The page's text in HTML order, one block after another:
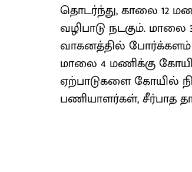
தொடர்ந்து, காலை 12
வழிபாடு நடகும்.
வாகனத்தில் போர்க்களம்
மாலை 4 மணிக்கு
ஏற்பாடுகளை கோயில்
பணியாளர்கள், சீர்பாத